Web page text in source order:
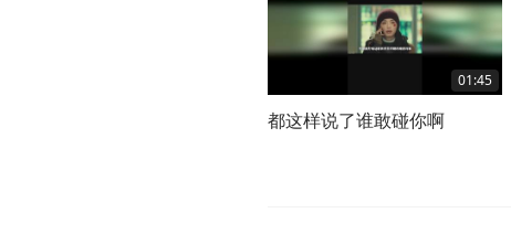
01:45
都这样说了谁敢碰你啊